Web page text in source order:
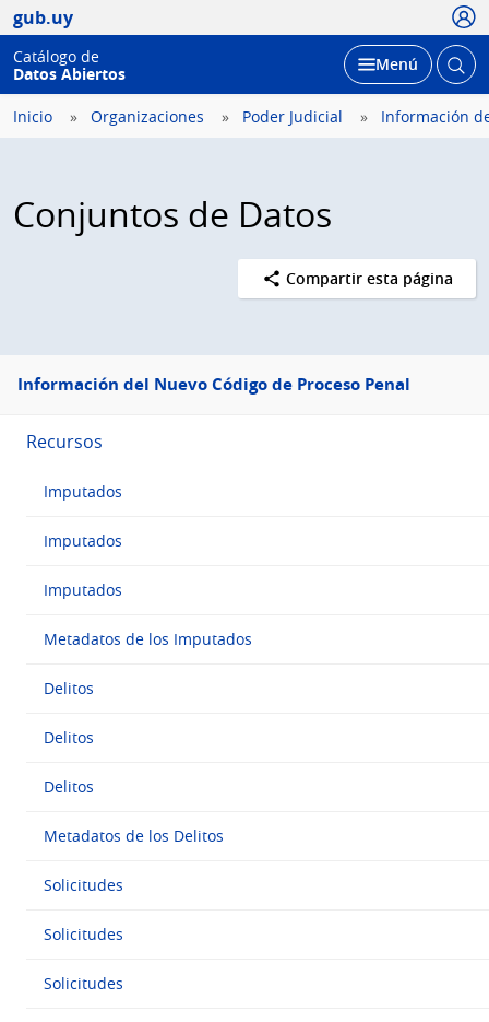
gub.uy
Catálogo de
Datos Abiertos
Desplegar
Menú Abrir
Inicio Organizaciones Poder Judicial Información
Conjuntos de Datos
Compartir esta página
Menú
lateral
Información del Nuevo Código de Proceso Penal
Recursos
Imputados
Imputados
Imputados
Metadatos de los Imputados
Delitos
Delitos
Delitos
Metadatos de los Delitos
Solicitudes
Solicitudes
Solicitudes